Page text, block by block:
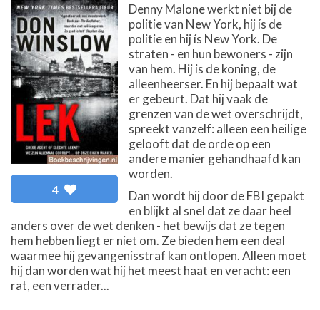
4
Denny Malone werkt niet bij de
politie van New York, hij ís de
politie en hij ís New York. De
straten - en hun bewoners - zijn
van hem. Hij is de koning, de
alleenheerser. En hij bepaalt wat
er gebeurt. Dat hij vaak de
grenzen van de wet overschrijdt,
spreekt vanzelf: alleen een heilige
gelooft dat de orde op een
andere manier gehandhaafd kan
worden.
Dan wordt hij door de FBI gepakt
en blijkt al snel dat ze daar heel
anders over de wet denken - het bewijs dat ze tegen
hem hebben liegt er niet om. Ze bieden hem een deal
waarmee hij gevangenisstraf kan ontlopen. Alleen moet
hij dan worden wat hij het meest haat en veracht: een
rat, een verrader...